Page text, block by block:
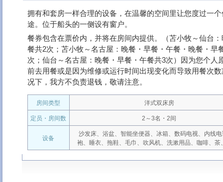
拥有和套房一样合理的设备，在温馨的空间里让您度过一
途。位于船头的一侧设有窗户。
餐券包含在票价内，并将在房间内提供。（苫小牧～仙台
餐共2次；苫小牧～名古屋：晚餐・早餐・午餐・晚餐・早
次；仙台～名古屋：晚餐・早餐・午餐共3次）因为您个人
前去用餐或是因为维修或运行时间出现变化而导致用餐次
况下，我方不负责退钱，敬请注意。
房间类型 洋式双床房
定员・房间数 2～3名・2间
设备
沙发床、浴盆、智能坐便器、冰箱、数码电视、内线
袍、睡衣、拖鞋、毛巾、吹风机、洗漱用品、咖啡、茶